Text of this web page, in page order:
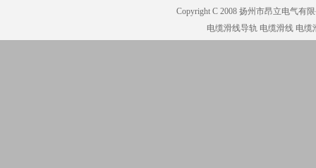
Copyright C 2008 扬州市昂立电气有
电缆滑线导轨 电缆滑线 电缆